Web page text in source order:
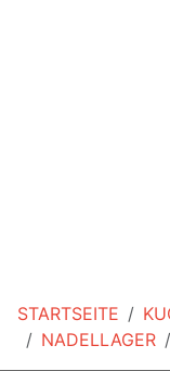
STARTSEITE
NADELLAGER